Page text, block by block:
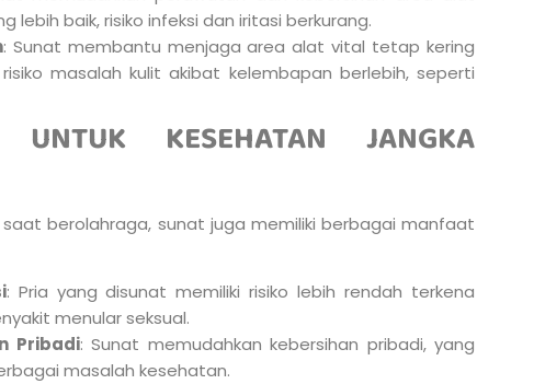
lebih baik, risiko infeksi dan iritasi berkurang.
: Sunat membantu menjaga area alat vital tetap kering
masalah kulit akibat kelembapan berlebih, seperti
KESEHATAN JANGKA
berolahraga, sunat juga memiliki berbagai manfaat
: Pria yang disunat memiliki risiko lebih rendah terkena
menular seksual.
Pribadi: Sunat memudahkan kebersihan pribadi, yang
masalah kesehatan.